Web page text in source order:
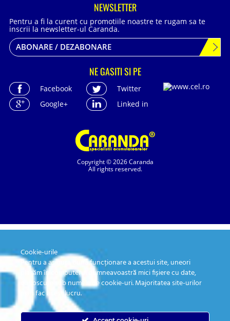
Copyright © 2026 Caranda
All rights reserved.
NEWSLETTER
Pentru a fi la curent cu promotiile noastre te rugam sa te
inscrii la newsletter-ul Caranda.
ABONARE / DEZABONARE
NE GASITI SI PE
Facebook
Twitter
Google+
Linked in
SC. CARANDA BATERII SRL. | SR EN ISO 9001:2015, SR EN ISO 14001:2015, SR
ISO 45001:2018 |
| Prelucrarea datelor cu caracter personal| Politica de confidentialitate
Cookie-urile
Pentru a asigura buna funcționare a acestui site, uneori
plasăm în computerul dumneavoastră mici fișiere cu date,
cunoscute sub numele de cookie-uri. Majoritatea site-urilor
mari fac acest lucru.